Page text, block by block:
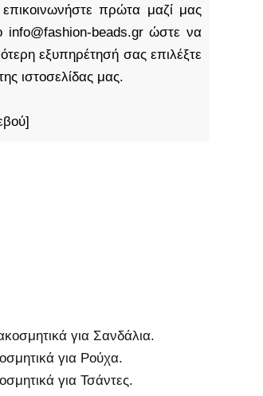
πρώτα μαζί μας
info@fashion-beads.gr ώστε να
εξυπηρέτησή σας επιλέξτε
ιστοσελίδας μας.